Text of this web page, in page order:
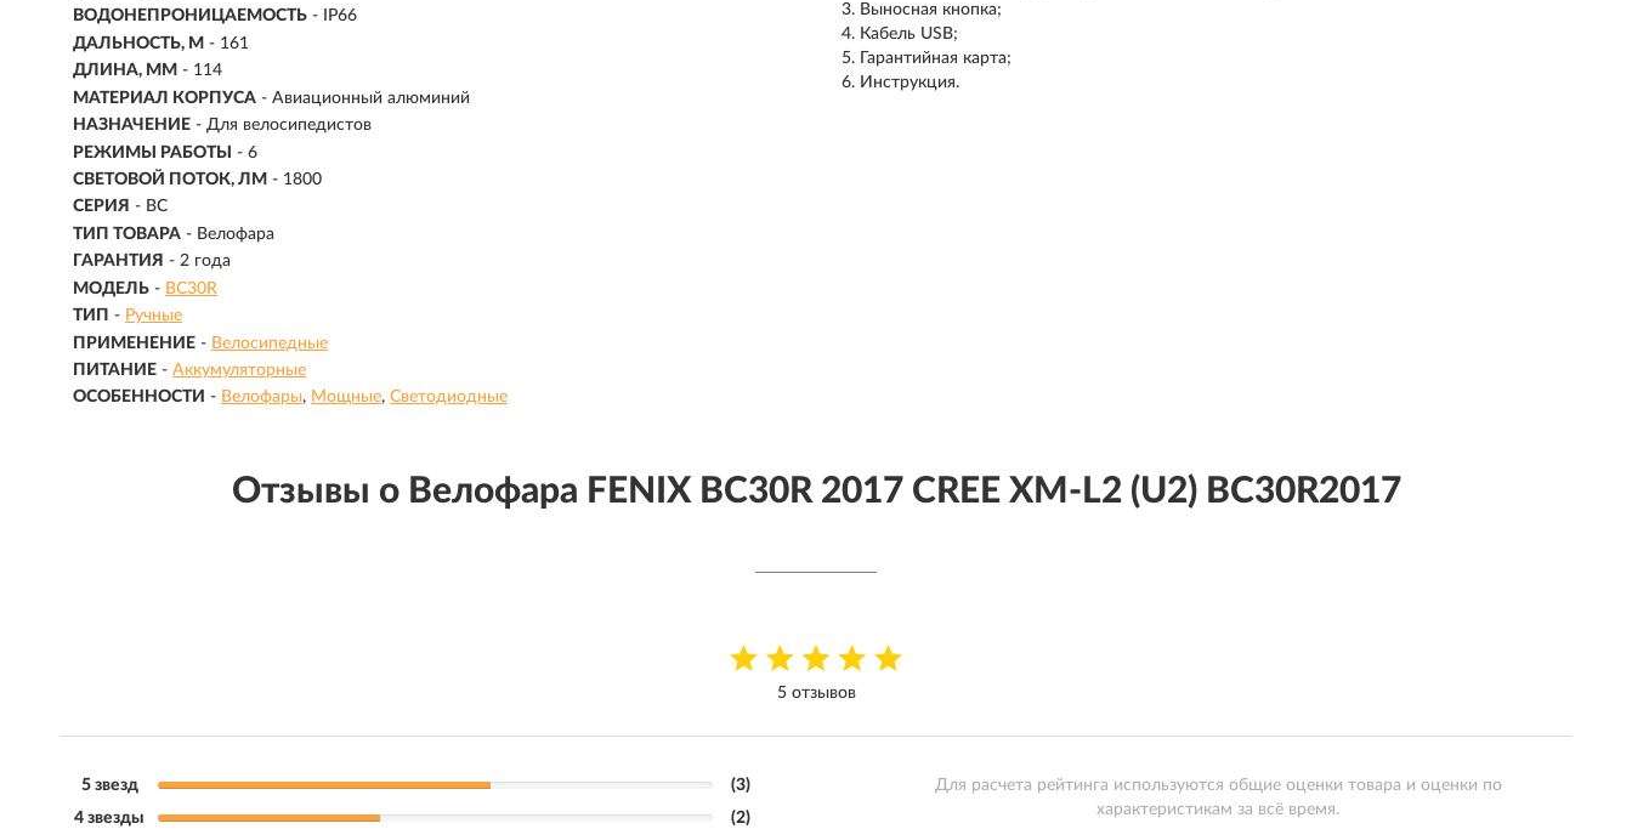
ВОДОНЕПРОНИЦАЕМОСТЬ - IP66
ДАЛЬНОСТЬ, М - 161
ДЛИНА, ММ - 114
МАТЕРИАЛ КОРПУСА - Авиационный алюминий
НАЗНАЧЕНИЕ - Для велосипедистов
РЕЖИМЫ РАБОТЫ
- 6
СВЕТОВОЙ ПОТОК, ЛМ - 1800
СЕРИЯ - BC
ТИП ТОВАРА - Велофара
ГАРАНТИЯ - 2 года
МОДЕЛЬ - BC30R
ТИП - Ручные
ПРИМЕНЕНИЕ - Велосипедные
ПИТАНИЕ - Аккумуляторные
ОСОБЕННОСТИ - Велофары Мощные Светодиодные
Выносная кнопка;
Кабель USB;
Гарантийная карта;
Инструкция.
Отзывы о Велофара FENIX BC30R 2017 CREE XM-L2 (U2) BC30R2017
5 отзывов
5 звезд
(3)
4 звезды
(2)
Для расчета рейтинга используются общие оценки товара и оценки по
характеристикам за всё время.